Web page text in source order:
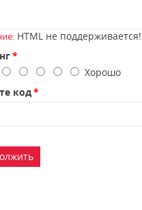
HTML не
Хорошо
код